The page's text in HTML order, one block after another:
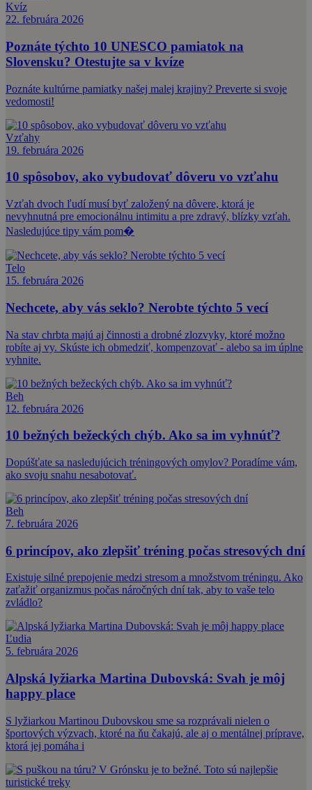
Kvíz
22. februára 2026
Poznáte týchto 10 UNESCO pamiatok na
Slovensku? Otestujte sa v kvíze
Poznáte kultúrne pamiatky našej malej krajiny? Preverte si svoje
vedomosti!
Vzťahy
19. februára 2026
10 spôsobov, ako vybudovať dôveru vo vzťahu
Vzťah dvoch ľudí musí byť založený na dôvere, ktorá je
nevyhnutná pre emocionálnu intimitu a pre zdravý, blízky vzťah.
Nasledujúce tipy vám pom�
Telo
15. februára 2026
Nechcete, aby vás seklo? Nerobte týchto 5 vecí
Na stav chrbta majú aj činnosti a drobné zlozvyky, ktoré možno
robíte aj vy. Skúste ich obmedziť, kompenzovať - alebo sa im úplne
vyhnite.
Beh
12. februára 2026
10 bežných bežeckých chýb. Ako sa im vyhnúť?
Dopúšťate sa nasledujúcich tréningových omylov? Poradíme vám,
ako svoju snahu nesabotovať.
Beh
7. februára 2026
6 princípov, ako zlepšiť tréning počas stresových dní
Existuje silné prepojenie medzi stresom a množstvom tréningu. Ako
zaťažiť organizmus počas náročných dní tak, aby to vaše telo
zvládlo?
Ľudia
5. februára 2026
Alpská lyžiarka Martina Dubovská: Svah je môj
happy place
S lyžiarkou Martinou Dubovskou sme sa rozprávali nielen o
športových výzvach, ktoré na ňu čakajú, ale aj o mentálnej príprave,
ktorá jej pomáha i